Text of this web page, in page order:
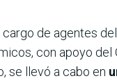
cargo de agentes
con apoyo del
se llevó a cabo en